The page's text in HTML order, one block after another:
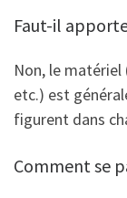
Faut-il
Non, le matériel
etc.) est
figurent dans
Comment se